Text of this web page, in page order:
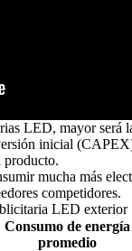
LED, mayor será
inicial
producto.
mucha más
competidores.
LED exterior
Consumo de energía
promedio